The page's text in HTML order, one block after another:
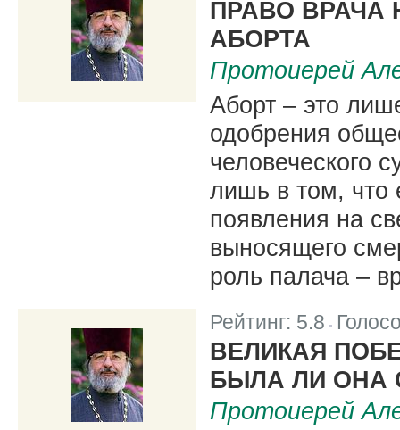
ПРАВО ВРАЧА
АБОРТА
Протоиерей
Аборт – это
одобрения
человеческого
лишь в том, что
появления на
выносящего
роль палача –
Рейтинг: 5.8 |
ВЕЛИКАЯ
БЫЛА ЛИ ОНА
Протоиерей